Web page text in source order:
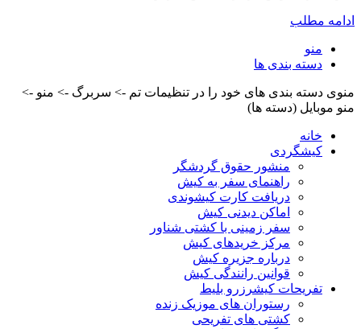
ادامه مطلب
منو
دسته بندی ها
منوی دسته بندی های خود را در تنظیمات تم -> سربرگ -> منو ->
منو موبایل (دسته ها)
خانه
کیشگردی
منشور حقوق گردشگر
راهنمای سفر به کیش
دریافت کارت کیشوندی
اماکن دیدنی کیش
سفر زمینی با کشتی شناور
مرکز خریدهای کیش
درباره جزیره کیش
قوانین رانندگی کیش
تفریحات کیشرزرو بلیط
رستوران های موزیک زنده
کشتی های تفریحی